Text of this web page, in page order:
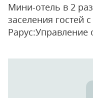
Мини-отель в 2
заселения гостей
Рарус:Управление